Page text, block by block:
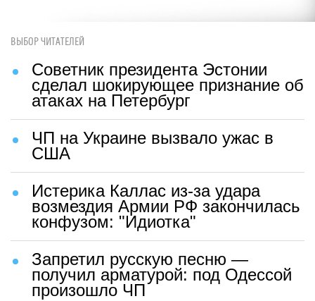
ВЫБОР ЧИТАТЕЛЕЙ
Советник президента Эстонии
сделал шокирующее признание об
атаках на Петербург
ЧП на Украине вызвало ужас в
США
Истерика Каллас из-за удара
возмездия Армии РФ закончилась
конфузом: "Идиотка"
Запретил русскую песню —
получил арматурой: под Одессой
произошло ЧП